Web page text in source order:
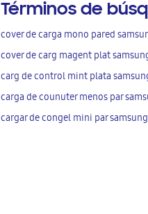
Términos de
cover de carga mono pared
cover de carg magent plat
carg de control mint plata
carga de counuter menos par
cargar de congel mini par